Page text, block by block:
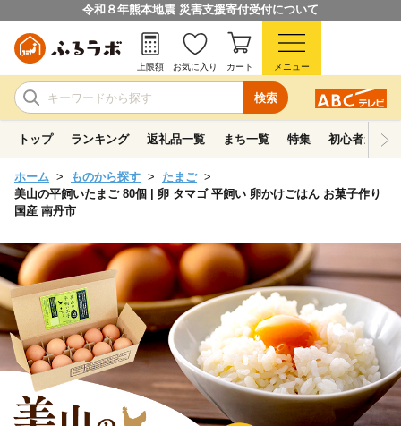
令和８年熊本地震 災害支援寄付受付について
検索
上限額 お気に入り カート メニュー
トップ ランキング 返礼品一覧 まち一覧 特集 初心者ガイド
ホーム ものから探す
たまご
美山の平飼いたまご 80個 | 卵 タマゴ 平飼い 卵かけごはん お菓子作り
国産 南丹市